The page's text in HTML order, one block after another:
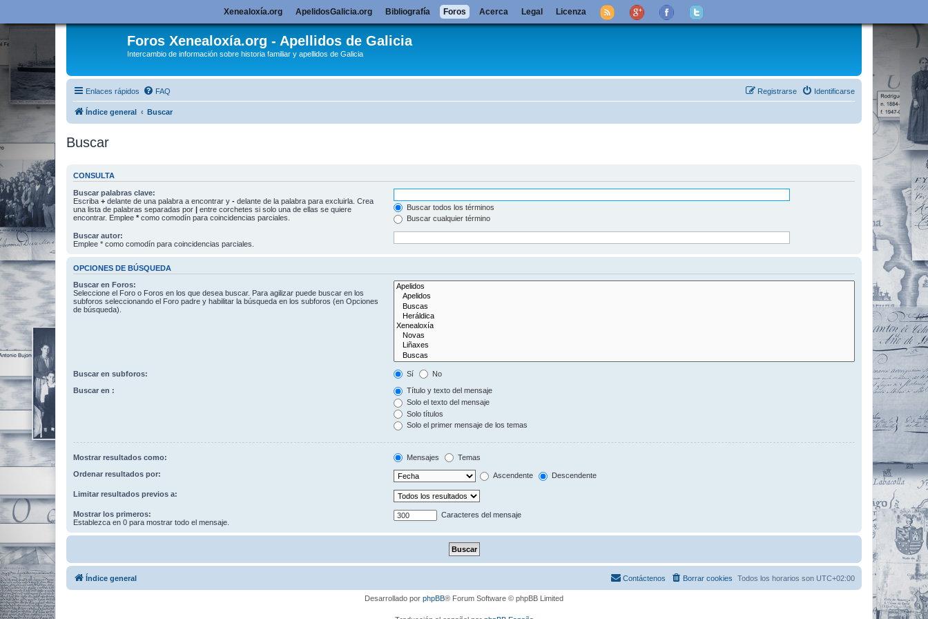
Foros Xenealoxía.org - Apellidos de Galicia
Intercambio de información sobre historia familiar y apellidos de Galicia
Enlaces rápidos FAQ Identificarse
Registrarse
Índice general Buscar
Buscar
CONSULTA
Buscar palabras clave:
Escriba + delante de una palabra a encontrar y - delante de la palabra para excluirla. Crea
una lista de palabras separadas por | entre corchetes si solo una de ellas se quiere
encontrar. Emplee * como comodín para coincidencias parciales.
Buscar todos los términos
Buscar cualquier término
Buscar autor:
Emplee * como comodín para coincidencias parciales.
OPCIONES DE BÚSQUEDA
Buscar en Foros:
Seleccione el Foro o Foros en los que desea buscar. Para agilizar puede buscar en los
subforos seleccionando el Foro padre y habilitar la búsqueda en los subforos (en Opciones
de búsqueda).
Buscar en subforos: Sí No
Buscar en :
Título y texto del mensaje
Solo el texto del mensaje
Solo títulos
Solo el primer mensaje de los temas
Mostrar resultados como: Mensajes Temas
Ordenar resultados por: Ascendente Descendente
Limitar resultados previos a:
Mostrar los primeros:
Establezca en 0 para mostrar todo el mensaje.
Caracteres del mensaje
Xenealoxía.org ApelidosGalicia.org Bibliografía Foros Acerca Legal Licenza
Índice general Todos los horarios son UTC+02:00
Borrar cookies
Contáctenos
Desarrollado por phpBB® Forum Software © phpBB Limited